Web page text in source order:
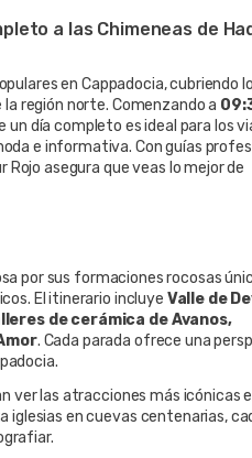
en Cappadocia, cubriendo
región norte. Comenzando a
un día completo es ideal para los
e informativa. Con guías
asegura que veas lo mejor de
por sus formaciones rocosas
El itinerario incluye Valle de
de cerámica de Avanos,
. Cada parada ofrece una
ver las atracciones más icónicas
iglesias en cuevas centenarias,